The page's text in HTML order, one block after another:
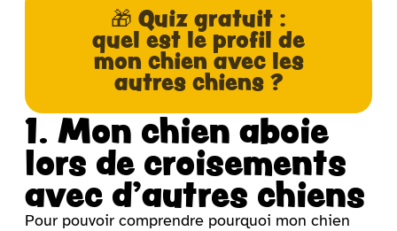
🎁 Quiz gratuit :
quel est le profil de
mon chien avec les
autres chiens ?
1. Mon chien aboie
lors de croisements
avec d’autres chiens
Pour pouvoir comprendre pourquoi mon chien